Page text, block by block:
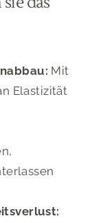
Mit
Elastizität